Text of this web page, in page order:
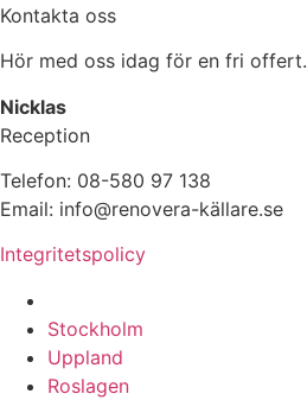
Kontakta oss
Hör med oss idag för en fri offert.
Nicklas
Reception
Telefon: 08-580 97 138
Email: info@renovera-källare.se
Integritetspolicy
Stockholm
Uppland
Roslagen